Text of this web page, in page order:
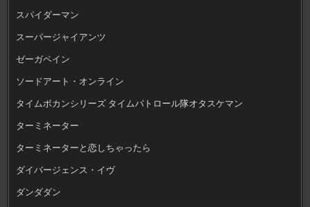
スパイダーマン
スーパージャイアンツ
ゼーガペイン
ソードアート・オンライン
タイムボカンシリーズ タイムパトロール隊オタスケマン
ターミネーター
ターミネーターと恋しちゃったら
ダイバージェンス・イヴ
ダンダダン